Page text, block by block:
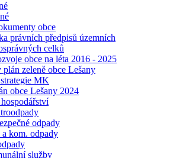
obce
právních předpisů územních
celků
obce na léta 2016 - 2025
zeleně obce Lešany
MK
obce Lešany 2024
odpady
kom. odpady
služby